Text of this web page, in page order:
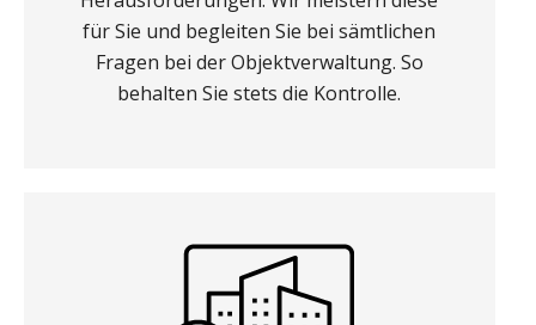
für Sie und begleiten Sie bei sämtlichen
Fragen bei der Objektverwaltung. So
behalten Sie stets die Kontrolle.